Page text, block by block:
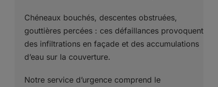
Chéneaux bouchés, descentes obstruées,
gouttières percées : ces défaillances provoquent
des infiltrations en façade et des accumulations
d’eau sur la couverture.
Notre service d’urgence comprend le